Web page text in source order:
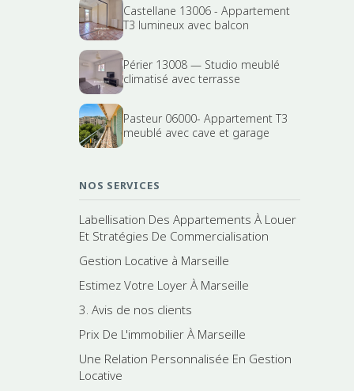
Castellane 13006 - Appartement
T3 lumineux avec balcon
Périer 13008 — Studio meublé
climatisé avec terrasse
Pasteur 06000- Appartement T3
meublé avec cave et garage
NOS SERVICES
Labellisation Des Appartements À Louer
Et Stratégies De Commercialisation
Gestion Locative à Marseille
Estimez Votre Loyer À Marseille
3. Avis de nos clients
Prix De L'immobilier À Marseille
Une Relation Personnalisée En Gestion
Locative